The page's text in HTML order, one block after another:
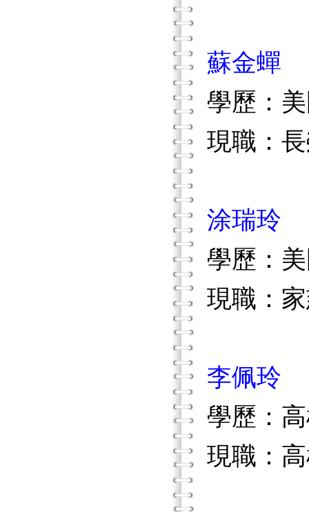
蘇金蟬
學歷：
現職：
涂瑞玲
學歷：
現職：
李佩玲
學歷：
現職：